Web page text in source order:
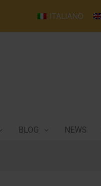
ITALIANO
BLOG NEWS